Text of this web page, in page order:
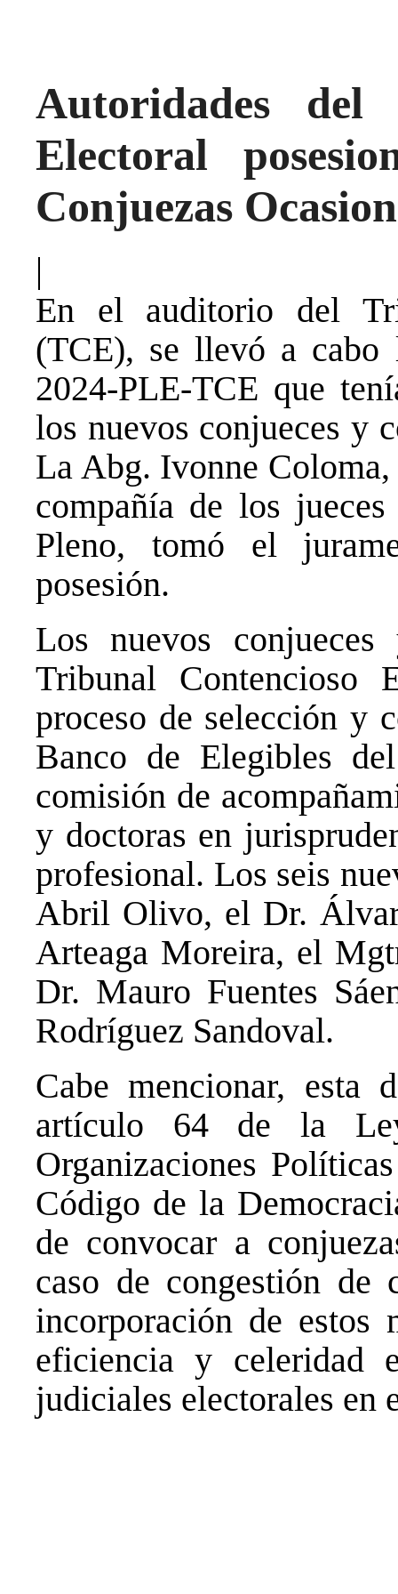
Autoridades del
Electoral
Conjuezas
|
En el auditorio del
(TCE), se llevó a cabo
2024-PLE-TCE que
los nuevos conjueces y
La Abg. Ivonne
compañía de los
Pleno, tomó el
posesión.
Los nuevos
Tribunal Contencioso
proceso de selección y
Banco de Elegibles
comisión de
y doctoras en
profesional. Los seis
Abril Olivo, el Dr.
Arteaga Moreira, el
Dr. Mauro Fuentes
Rodríguez Sandoval.
Cabe mencionar, esta
artículo 64 de la
Organizaciones
Código de la
de convocar a
caso de congestión
incorporación de estos
eficiencia y celeridad
judiciales electorales en